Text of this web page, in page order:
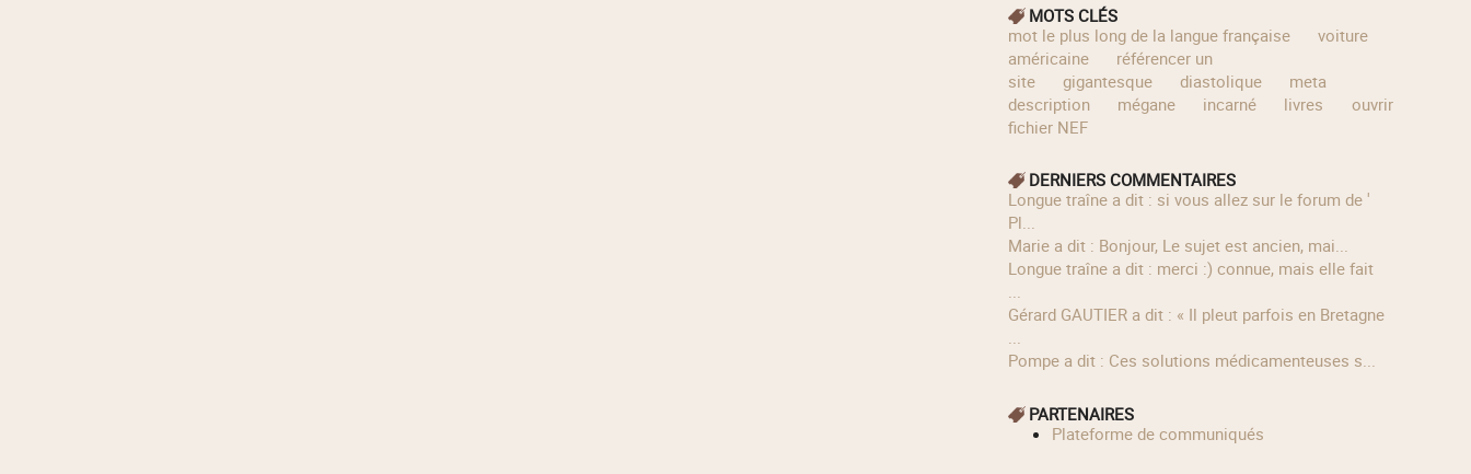
MOTS CLÉS
mot le plus long de la langue française
voiture
américaine
référencer un
site
gigantesque diastolique
meta
description
mégane incarné livres
ouvrir
fichier NEF
DERNIERS COMMENTAIRES
longue traîne a dit : si vous allez sur le forum de '
Pl...
Marie a dit : Bonjour, Le sujet est ancien, mai...
longue traîne a dit : merci :) connue, mais elle fait
...
Gérard GAUTIER a dit : « Il pleut parfois en Bretagne
...
Pompe a dit : Ces solutions médicamenteuses s...
PARTENAIRES
Plateforme de communiqués